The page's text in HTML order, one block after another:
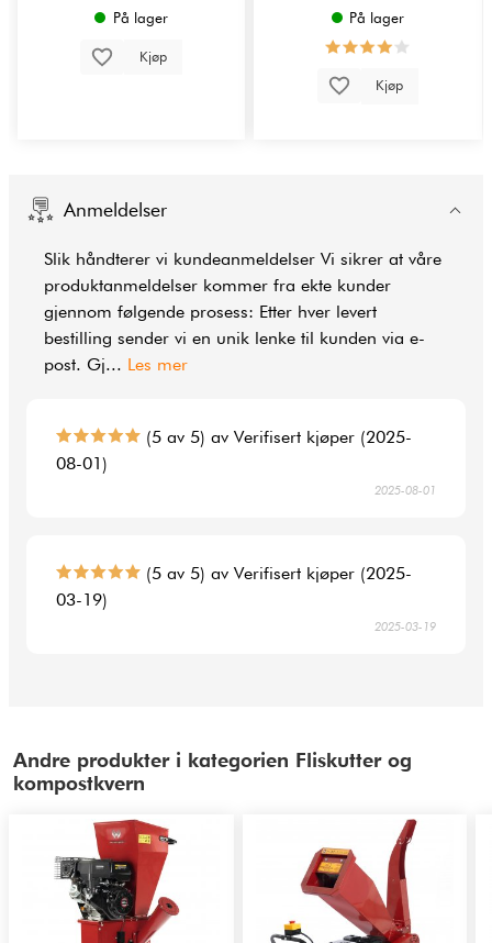
På lager
Kjøp
På lager
Kjøp
Anmeldelser
Slik håndterer vi kundeanmeldelser Vi sikrer at våre
produktanmeldelser kommer fra ekte kunder
gjennom følgende prosess: Etter hver levert
bestilling sender vi en unik lenke til kunden via e-
post. Gj... Les mer
(5 av 5) av Verifisert kjøper (2025-
08-01)
2025-08-01
(5 av 5) av Verifisert kjøper (2025-
03-19)
2025-03-19
Andre produkter i kategorien Fliskutter og
kompostkvern